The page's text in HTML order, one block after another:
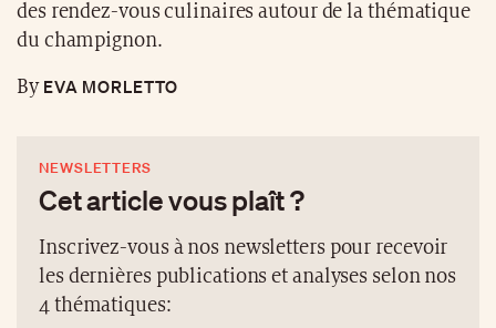
des rendez-vous culinaires autour de la thématique
du champignon.
ByEVA MORLETTO
NEWSLETTERS
Cet article vous plaît ?
Inscrivez-vous à nos newsletters pour recevoir
les dernières publications et analyses selon nos
4 thématiques: